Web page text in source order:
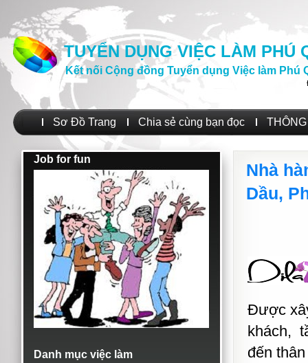
TUYỂN DỤNG VIỆC LÀM PHÚ
Kết nối Cộng đồng Tuyển dụng Việc làm Phú
Sơ Đồ Trang Chia sẻ cùng bạn đọc
Job for fun
Danh mục việc làm
Nhà
Dầu,
Được
khách,
đến